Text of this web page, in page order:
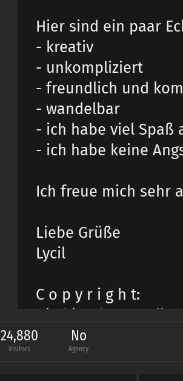
Hier sind ein paar
- kreativ
- unkompliziert
- freundlich und
- wandelbar
- ich habe viel Spaß
- ich habe keine
Ich freue mich sehr
Liebe Grüße
Lycil
C o p y r i g h t:
Die hier
Genehmigung von
24,880
Visitors
No
Agency